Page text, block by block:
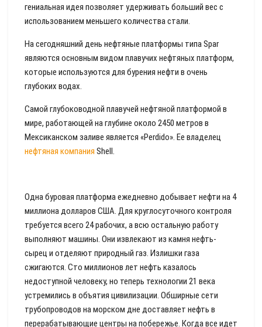
гениальная идея позволяет удерживать больший вес с
использованием меньшего количества стали.
На сегодняшний день нефтяные платформы типа Spar
являются основным видом плавучих нефтяных платформ,
которые используются для бурения нефти в очень
глубоких водах.
Самой глубоководной плавучей нефтяной платформой в
мире, работающей на глубине около 2450 метров в
Мексиканском заливе является «Perdido». Ее владелец
нефтяная компания Shell.
Одна буровая платформа ежедневно добывает нефти на 4
миллиона долларов США. Для круглосуточного контроля
требуется всего 24 рабочих, а всю остальную работу
выполняют машины. Они извлекают из камня нефть-
сырец и отделяют природный газ. Излишки газа
сжигаются. Сто миллионов лет нефть казалось
недоступной человеку, но теперь технологии 21 века
устремились в объятия цивилизации. Обширные сети
трубопроводов на морском дне доставляет нефть в
перерабатывающие центры на побережье. Когда все идет